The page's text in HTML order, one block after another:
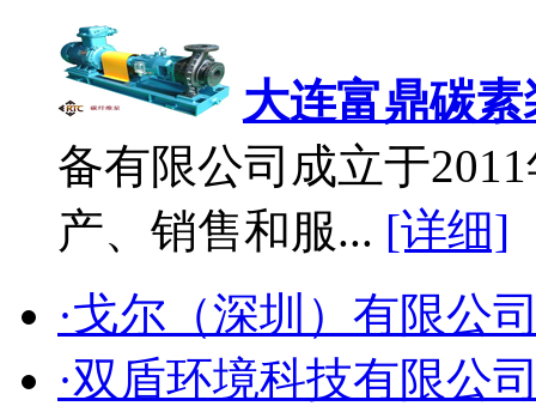
大连富鼎碳
备有限公司成立于
产、销售和服... [详细]
·戈尔（深圳）有限公
·双盾环境科技有限公